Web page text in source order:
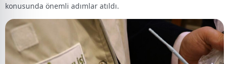
konusunda önemli adımlar atıldı.